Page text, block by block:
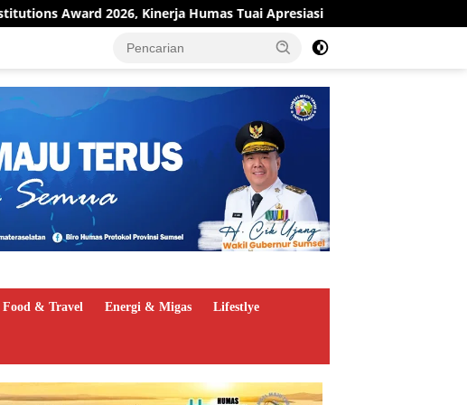
Tuai Apresiasi Pit Stop Kilang Plaju Berjalan, Pertamina
Food & Travel Energi & Migas Lifestlye